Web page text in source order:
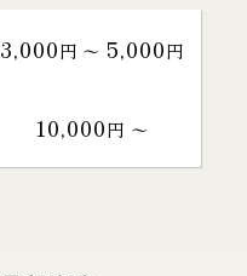
3,000円 〜 5,000円
10,000円 〜